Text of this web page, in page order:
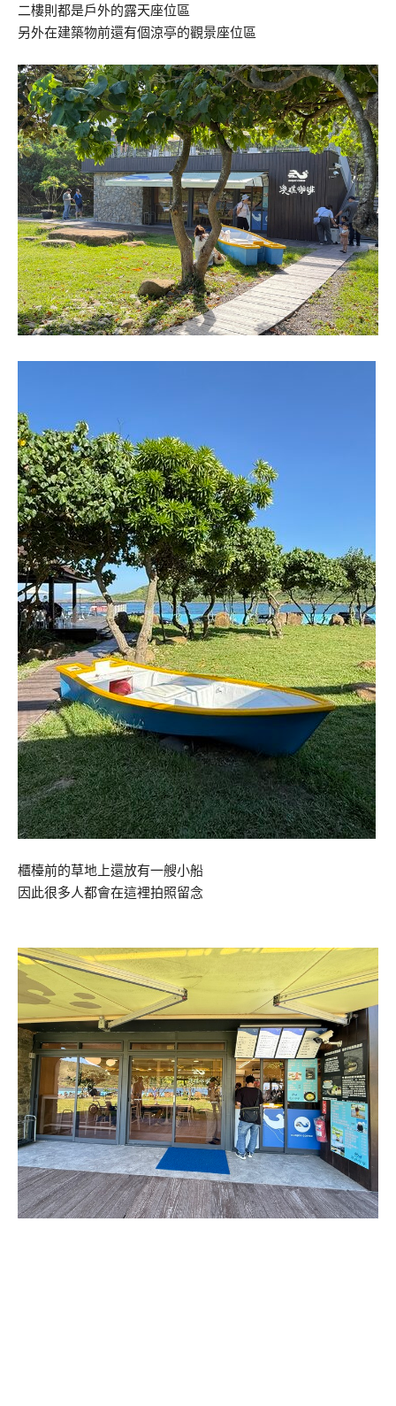
二樓則都是戶外的露天座位區
另外在建築物前還有個涼亭的觀景座位區
櫃檯前的草地上還放有一艘小船
因此很多人都會在這裡拍照留念